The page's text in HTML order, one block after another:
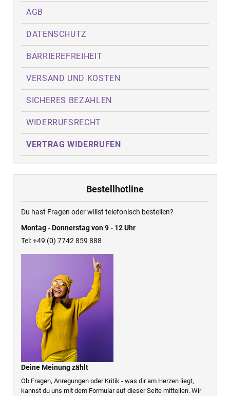
AGB
DATENSCHUTZ
BARRIEREFREIHEIT
VERSAND UND KOSTEN
SICHERES BEZAHLEN
WIDERRUFSRECHT
VERTRAG WIDERRUFEN
Bestellhotline
Du hast Fragen oder willst telefonisch bestellen?
Montag - Donnerstag von 9 - 12 Uhr
Tel: +49 (0) 7742 859 888
Deine Meinung zählt
Ob Fragen, Anregungen oder Kritik - was dir am Herzen liegt,
kannst du uns mit dem Formular auf dieser Seite mitteilen. Wir